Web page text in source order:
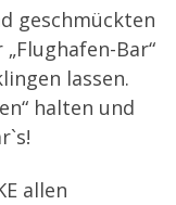
geschmückten
Bar“
lassen.
halten und
allen